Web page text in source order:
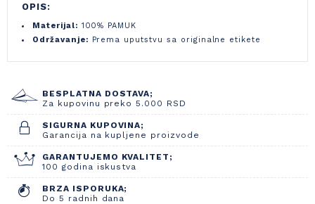
OPIS:
Materijal: 100% PAMUK
Održavanje: Prema uputstvu sa originalne etikete
BESPLATNA DOSTAVA;
Za kupovinu preko 5.000 RSD
SIGURNA KUPOVINA;
Garancija na kupljene proizvode
GARANTUJEMO KVALITET;
100 godina iskustva
BRZA ISPORUKA;
Do 5 radnih dana